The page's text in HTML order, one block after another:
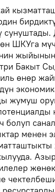
ШКУга
Бакыт
өнөр
жумуш
болуп
менен